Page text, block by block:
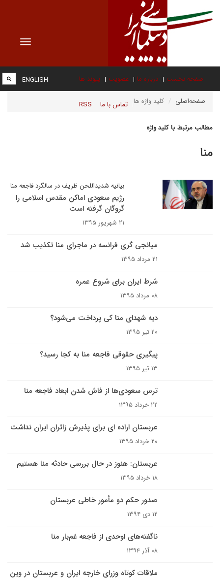
Toggle
صفحه نخست درباره ما عضویت پیوند ها
تماس با ما RSS
ENGLISH
صفحه‌اصلی کلید واژه ها
مطالب مرتبط با کلید واژه
منا
بیانیه شدیداللحن ظریف در سالگرد فاجعه منا
رژیم سعودی اماکن مقدس اسلامی را
گروگان گرفته است
۲۱ شهریور ۱۳۹۵
میانجی گری فرانسه در ماجرای منا تکذیب شد
۲۱ مرداد ۱۳۹۵
شرط ایران برای شروع عمره
۰۸ مرداد ۱۳۹۵
دیه شهدای منا کی پرداخت می‌شود؟
۲۰ تیر ۱۳۹۵
پیگیری حقوقی فاجعه منا به کجا رسید؟
۱۳ تیر ۱۳۹۵
ترس سعودی‌ها از فاش شدن ابعاد فاجعه‌ منا
۲۲ خرداد ۱۳۹۵
عربستان اراده ای برای پذیرش زائران ایران نداشت
۲۰ خرداد ۱۳۹۵
عربستان: هنوز در حال بررسی حادثه منا هستیم
۱۸ خرداد ۱۳۹۵
صدور حکم دو مأمور خاطی عربستان
۱۲ دی ۱۳۹۴
ناگفته‌های اوحدی از فاجعه غم‌بار منا
۰۸ آذر ۱۳۹۴
ملاقات کوتاه وزرای خارجه ایران و عربستان در وین